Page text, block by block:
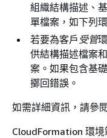
組織結構描述、
單檔案，如下列
若要為客戶 受管
供結構描述檔案
案。如果包含基
擲回錯誤。
如需詳細資訊，請參
CloudFormation 環境